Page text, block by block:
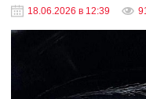
18.06.2026 в 12:39